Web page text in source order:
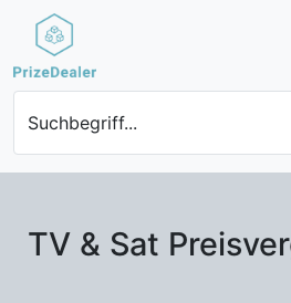
Suchbegriff...
TV & Sat